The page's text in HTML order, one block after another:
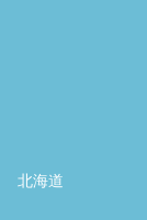
北海道